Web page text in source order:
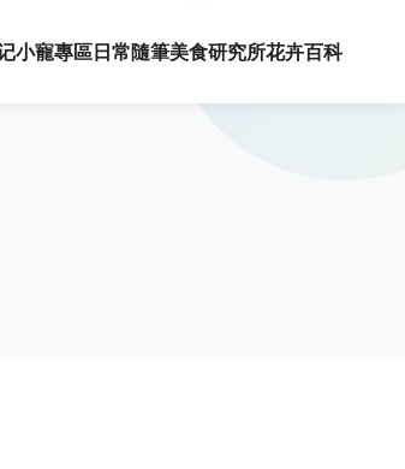
小寵專區日常隨筆美食研究所花卉百科